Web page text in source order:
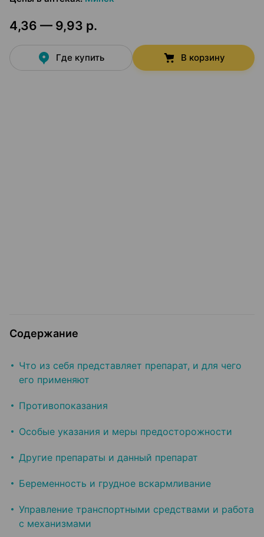
4,36 — 9,93 р.
Где купить В корзину
Содержание
Что из себя представляет препарат, и для чего
его применяют
Противопоказания
Особые указания и меры предосторожности
Другие препараты и данный препарат
Беременность и грудное вскармливание
Управление транспортными средствами и работа
с механизмами